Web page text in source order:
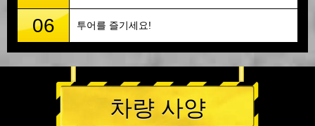
06 투어를 즐기세요!
차량 사양